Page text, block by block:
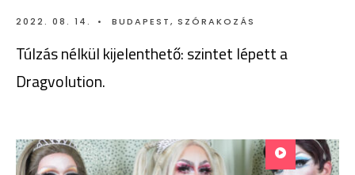
2022. 08. 14. • BUDAPEST, SZÓRAKOZÁS
Túlzás nélkül kijelenthető: szintet lépett a
Dragvolution.